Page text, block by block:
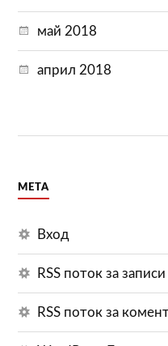
май 2018
април 2018
МЕТА
Вход
RSS поток за записи
RSS поток за